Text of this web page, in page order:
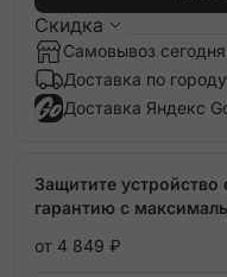
Скидка
Самовывоз сегодня
Доставка по
Доставка Яндекс
Защитите
гарантию с
от 4 849 ₽